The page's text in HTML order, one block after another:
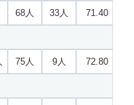
68人 33人 71.40
75人 9人 72.80